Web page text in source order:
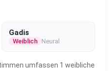
Gadis
Weiblich Neural
umfassen 1 weibliche